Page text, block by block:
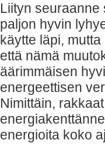
Liityn seuraanne
paljon hyvin
käytte läpi,
että nämä
äärimmäisen
energeettisen
Nimittäin,
energioita koko